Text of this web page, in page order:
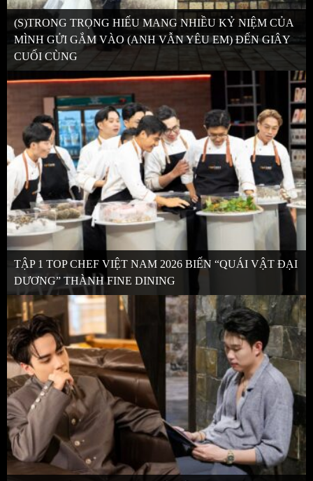
(S)TRONG TRỌNG HIẾU MANG NHIỀU KỶ NIỆM CỦA
MÌNH GỬI GẮM VÀO (ANH VẪN YÊU EM) ĐẾN GIÂY
CUỐI CÙNG
TẬP 1 TOP CHEF VIỆT NAM 2026 BIẾN “QUÁI VẬT ĐẠI
DƯƠNG” THÀNH FINE DINING